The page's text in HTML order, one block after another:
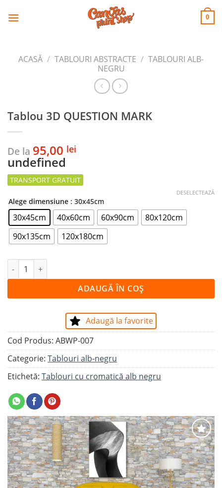
CANVAS
PRINT SHOP 0
ACASĂ / TABLOURI ABSTRACTE / TABLOURI ALB-
NEGRU
Adaugă
la
favorite
Tablou 3D QUESTION MARK
De la 95,00 lei
undefined
Alege dimensiune : 30x45cm
30x45cm 40x60cm 60x90cm
80x120cm
90x135cm
120x180cm
DESELECTEAZĂ
Cantitate Tablou 3D QUESTION MARK
ADAUGĂ ÎN COȘ
Adaugă la favorite
Cod Produs: ABWP-007
Categorie: Tablouri alb-negru
Etichetă: Tablouri cu cromatică alb negru